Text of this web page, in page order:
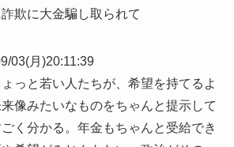
欺に大金騙し取られて
03(月)20:11:39
っと若い人たちが、希望を持てるよ
像みたいなものをちゃんと提示して
く分かる。年金もちゃんと受給でき